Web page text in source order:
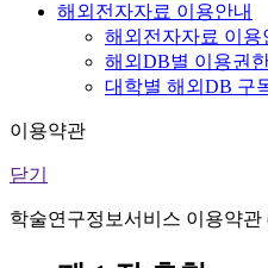
해외전자자료 이용안내
해외전자자료 이용
해외DB별 이용권
대학별 해외DB 구
이용약관
닫기
학술연구정보서비스 이용약관